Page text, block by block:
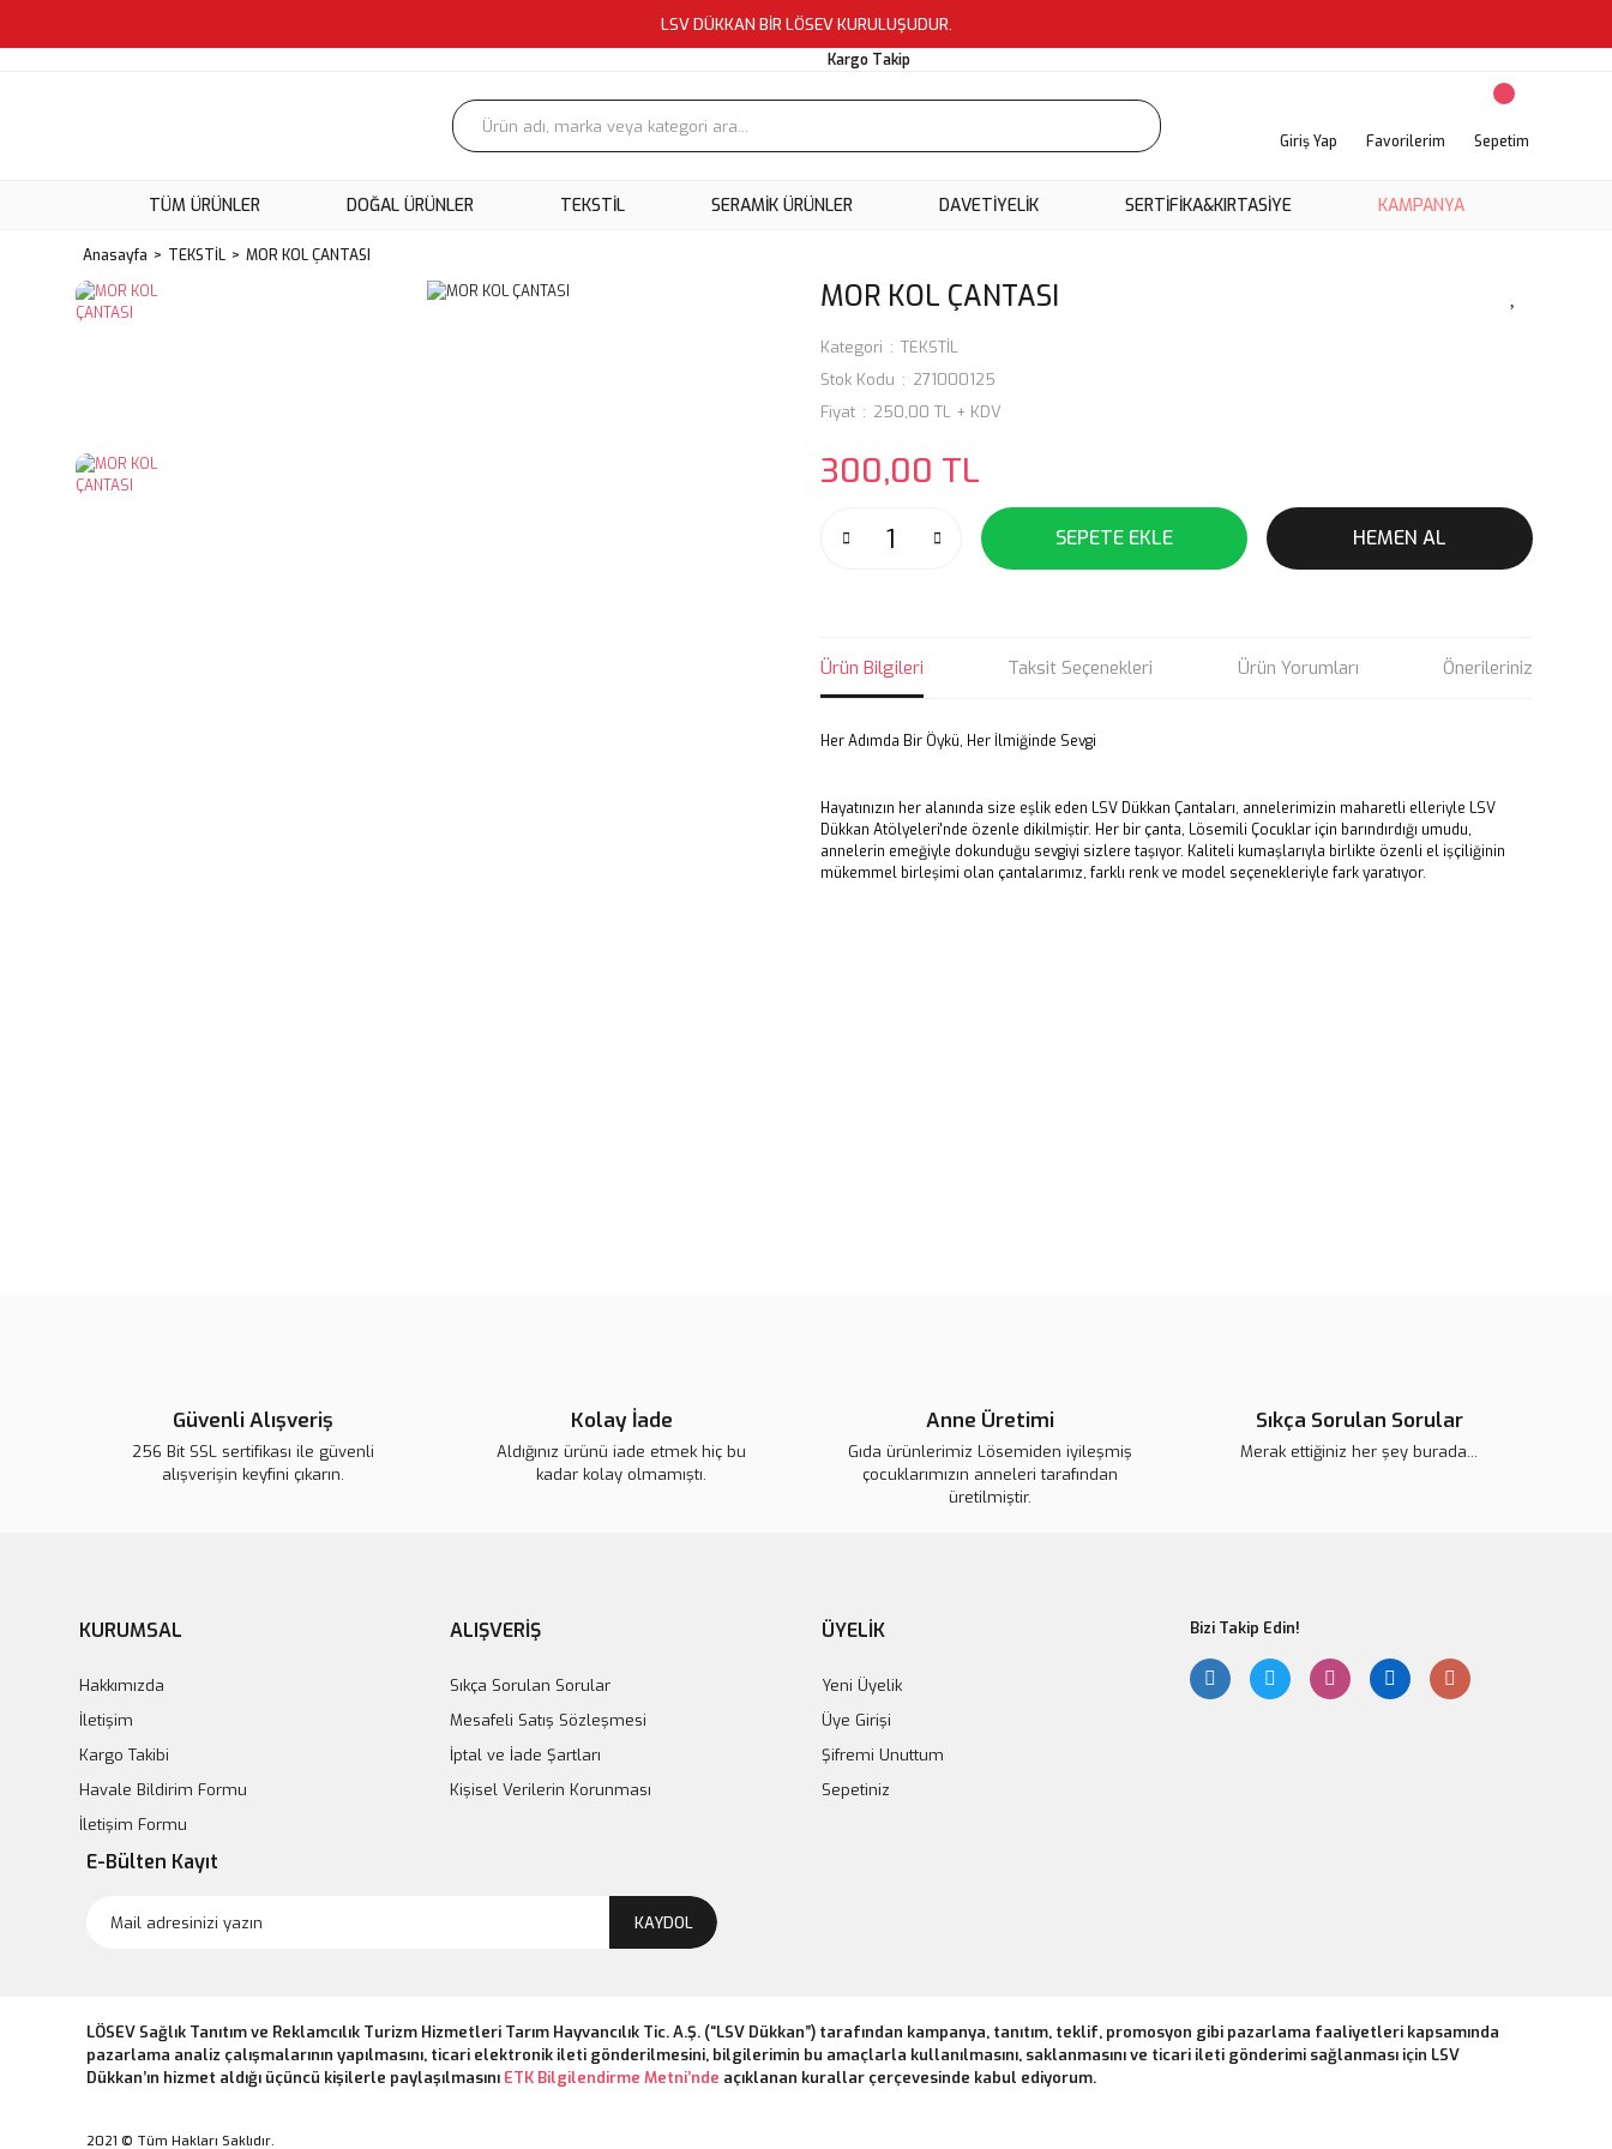
LSV DÜKKAN BİR LÖSEV KURULUŞUDUR.
Kargo Takip
Giriş Yap Favorilerim Sepetim
TÜM ÜRÜNLER DOĞAL ÜRÜNLER TEKSTİL SERAMİK ÜRÜNLER DAVETİYELİK SERTİFİKA&KIRTASİYE KAMPANYA
Anasayfa TEKSTİL MOR KOL ÇANTASI
MOR KOL ÇANTASI
Kategori
TEKSTİL
Stok Kodu
271000125
Fiyat
250,00 TL + KDV
300,00 TL
SEPETE EKLE HEMEN AL
Ürün Bilgileri Taksit Seçenekleri Ürün Yorumları Önerileriniz
Her Adımda Bir Öykü, Her İlmiğinde Sevgi
Hayatınızın her alanında size eşlik eden LSV Dükkan Çantaları, annelerimizin maharetli elleriyle LSV
Dükkan Atölyeleri'nde özenle dikilmiştir. Her bir çanta, Lösemili Çocuklar için barındırdığı umudu,
annelerin emeğiyle dokunduğu sevgiyi sizlere taşıyor. Kaliteli kumaşlarıyla birlikte özenli el işçiliğinin
mükemmel birleşimi olan çantalarımız, farklı renk ve model seçenekleriyle fark yaratıyor.
Güvenli Alışveriş
256 Bit SSL sertifikası ile güvenli
alışverişin keyfini çıkarın.
Kolay İade
Aldığınız ürünü iade etmek hiç bu
kadar kolay olmamıştı.
Anne Üretimi
Gıda ürünlerimiz Lösemiden iyileşmiş
çocuklarımızın anneleri tarafından
üretilmiştir.
Sıkça Sorulan Sorular
Merak ettiğiniz her şey burada...
KURUMSAL
Hakkımızda
İletişim
Kargo Takibi
Havale Bildirim Formu
İletişim Formu
ALIŞVERİŞ
Sıkça Sorulan Sorular
Mesafeli Satış Sözleşmesi
İptal ve İade Şartları
Kişisel Verilerin Korunması
ÜYELİK
Yeni Üyelik
Üye Girişi
Şifremi Unuttum
Sepetiniz
Bizi Takip Edin!
E-Bülten Kayıt
KAYDOL
LÖSEV Sağlık Tanıtım ve Reklamcılık Turizm Hizmetleri Tarım Hayvancılık Tic. A.Ş. (“LSV Dükkan”) tarafından kampanya, tanıtım, teklif, promosyon gibi pazarlama faaliyetleri kapsamında
pazarlama analiz çalışmalarının yapılmasını, ticari elektronik ileti gönderilmesini, bilgilerimin bu amaçlarla kullanılmasını, saklanmasını ve ticari ileti gönderimi sağlanması için LSV
Dükkan’ın hizmet aldığı üçüncü kişilerle paylaşılmasını ETK Bilgilendirme Metni’nde açıklanan kurallar çerçevesinde kabul ediyorum.
2021 © Tüm Hakları Saklıdır.